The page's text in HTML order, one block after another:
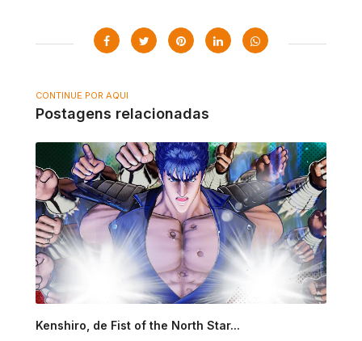
CONTINUE POR AQUI
Postagens relacionadas
Kenshiro, de Fist of the North Star...